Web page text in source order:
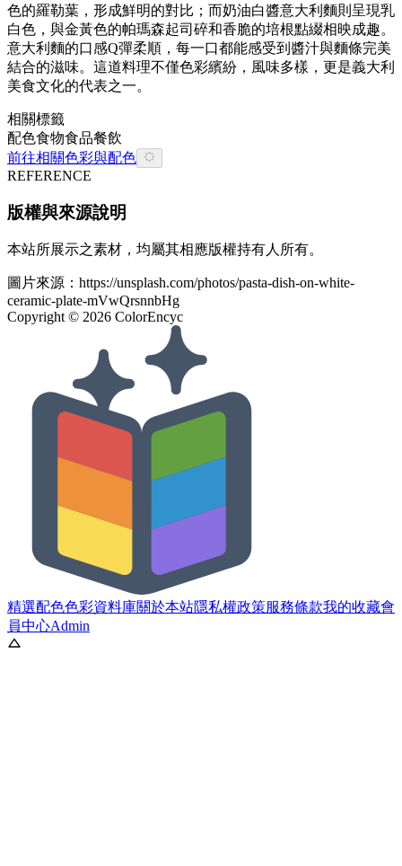
色的羅勒葉，形成鮮明的對比；而奶油白醬意大利麵則呈現乳
白色，與金黃色的帕瑪森起司碎和香脆的培根點綴相映成趣。
意大利麵的口感Q彈柔順，每一口都能感受到醬汁與麵條完美
結合的滋味。這道料理不僅色彩繽紛，風味多樣，更是義大利
美食文化的代表之一。
相關標籤
配色食物食品餐飲
前往相關色彩與配色
REFERENCE
版權與來源說明
本站所展示之素材，均屬其相應版權持有人所有。
圖片來源： https://unsplash.com/photos/pasta-dish-on-white-
ceramic-plate-mVwQrsnnbHg
Copyright © 2026 ColorEncyc
精選配色色彩資料庫關於本站隱私權政策服務條款我的收藏會
員中心Admin